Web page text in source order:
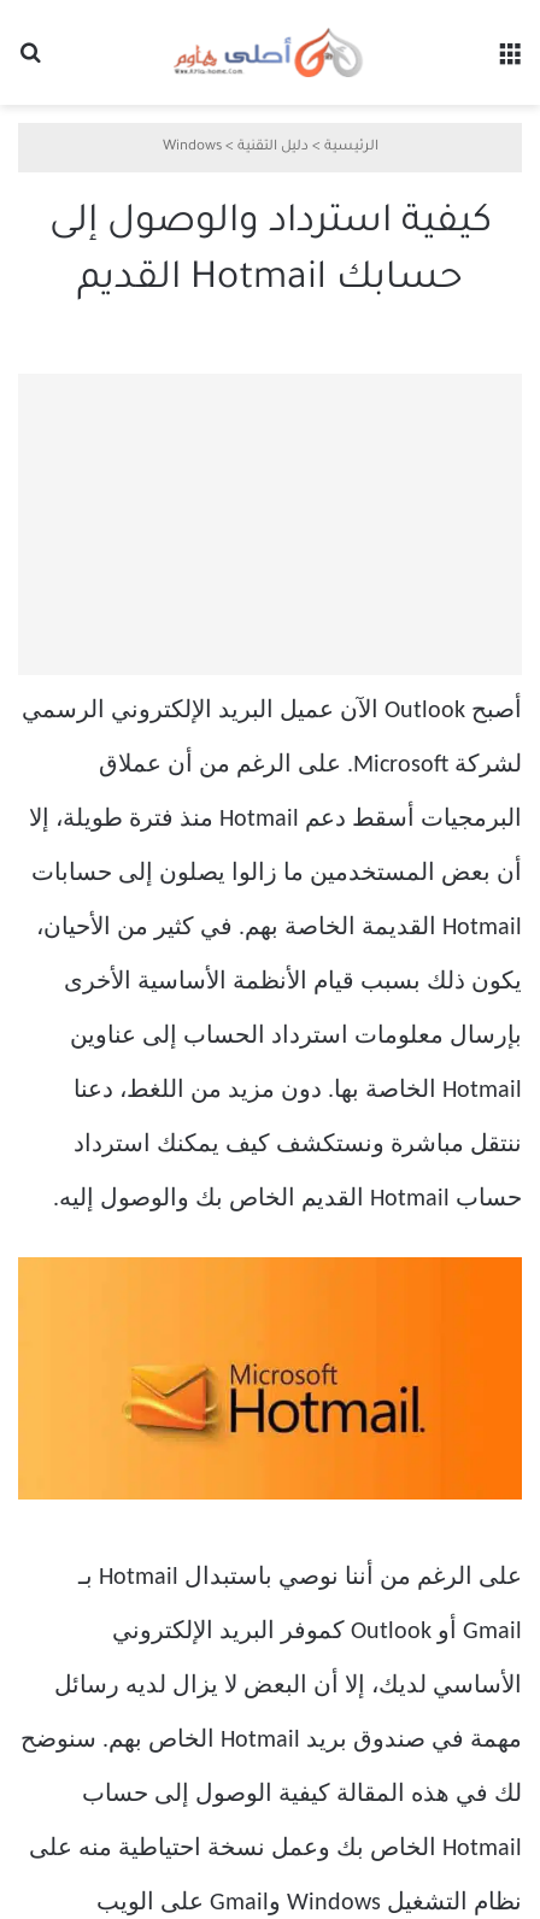
الرئيسية > دليل التقنية >
Windows
كيفية استرداد والوصول إلى
حسابك Hotmail القديم
أصبح Outlook الآن عميل البريد الإلكتروني الرسمي
لشركة Microsoft. على الرغم من أن عملاق
البرمجيات أسقط دعم Hotmail منذ فترة طويلة، إلا
أن بعض المستخدمين ما زالوا يصلون إلى حسابات
Hotmail القديمة الخاصة بهم. في كثير من الأحيان،
يكون ذلك بسبب قيام الأنظمة الأساسية الأخرى
بإرسال معلومات استرداد الحساب إلى عناوين
Hotmail الخاصة بها. دون مزيد من اللغط، دعنا
ننتقل مباشرة ونستكشف كيف يمكنك استرداد
حساب Hotmail القديم الخاص بك والوصول إليه.
على الرغم من أننا نوصي باستبدال Hotmail بـ
Gmail أو Outlook كموفر البريد الإلكتروني
الأساسي لديك، إلا أن البعض لا يزال لديه رسائل
مهمة في صندوق بريد Hotmail الخاص بهم. سنوضح
لك في هذه المقالة كيفية الوصول إلى حساب
Hotmail الخاص بك وعمل نسخة احتياطية منه على
نظام التشغيل Windows وGmail على الويب